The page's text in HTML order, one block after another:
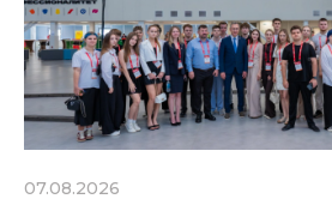
07.08.2026